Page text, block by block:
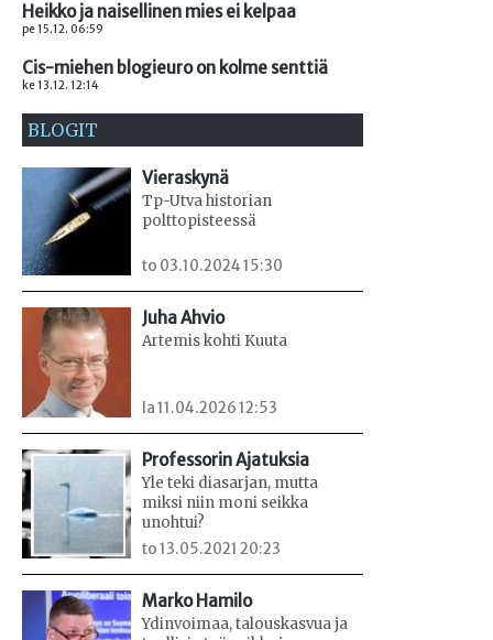
Heikko ja naisellinen mies ei kelpaa
pe 15.12. 06:59
Cis-miehen blogieuro on kolme senttiä
ke 13.12. 12:14
BLOGIT
Vieraskynä
Tp-Utva historian
polttopisteessä
to 03.10.2024 15:30
Juha Ahvio
Artemis kohti Kuuta
la 11.04.2026 12:53
Professorin Ajatuksia
Yle teki diasarjan, mutta
miksi niin moni seikka
unohtui?
to 13.05.2021 20:23
Marko Hamilo
Ydinvoimaa, talouskasvua ja